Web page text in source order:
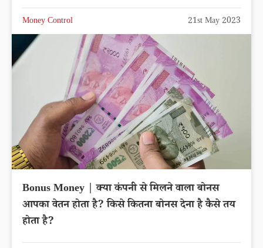
Money Control 21st May 2023
Bonus Money | क्या कंपनी से मिलने वाला बोनस
आपका वेतन होता है? किसे कितना बोनस देना है कैसे तय
होता है?